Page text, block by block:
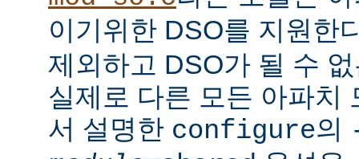
이기위한 DSO를 지원한
제외하고 DSO가 될 수
실제로 다른 모든 아파치
서 설명한 configure의